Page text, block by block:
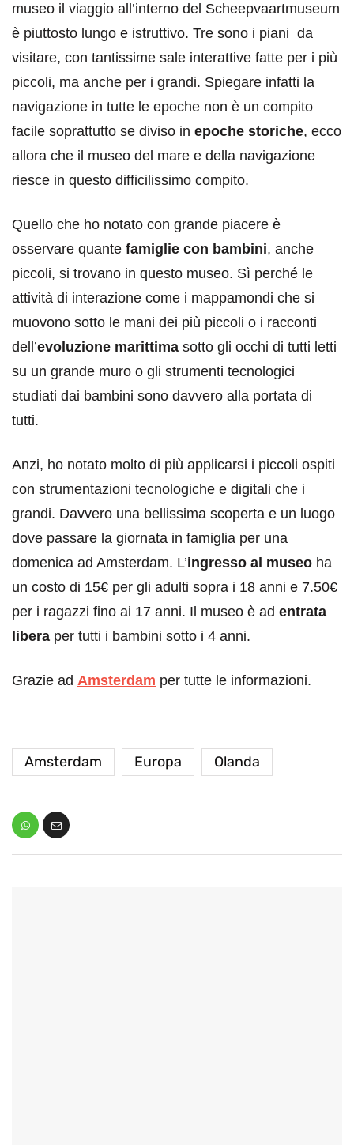
museo il viaggio all’interno del Scheepvaartmuseum
è piuttosto lungo e istruttivo. Tre sono i piani da
visitare, con tantissime sale interattive fatte per i più
piccoli, ma anche per i grandi. Spiegare infatti la
navigazione in tutte le epoche non è un compito
facile soprattutto se diviso in epoche storiche, ecco
allora che il museo del mare e della navigazione
riesce in questo difficilissimo compito.
Quello che ho notato con grande piacere è
osservare quante famiglie con bambini, anche
piccoli, si trovano in questo museo. Sì perché le
attività di interazione come i mappamondi che si
muovono sotto le mani dei più piccoli o i racconti
dell’evoluzione marittima sotto gli occhi di tutti letti
su un grande muro o gli strumenti tecnologici
studiati dai bambini sono davvero alla portata di
tutti.
Anzi, ho notato molto di più applicarsi i piccoli ospiti
con strumentazioni tecnologiche e digitali che i
grandi. Davvero una bellissima scoperta e un luogo
dove passare la giornata in famiglia per una
domenica ad Amsterdam. L’ingresso al museo ha
un costo di 15€ per gli adulti sopra i 18 anni e 7.50€
per i ragazzi fino ai 17 anni. Il museo è ad entrata
libera per tutti i bambini sotto i 4 anni.
Grazie ad Amsterdam per tutte le informazioni.
Amsterdam Europa Olanda